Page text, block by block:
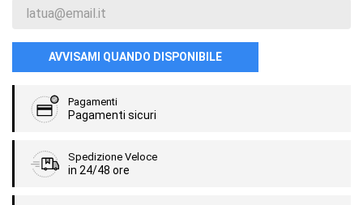
AVVISAMI QUANDO DISPONIBILE
Pagamenti
Pagamenti sicuri
Spedizione Veloce
in 24/48 ore